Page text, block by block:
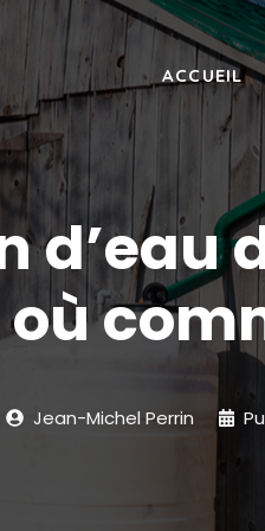
ACCUEIL
d’eau
où
Jean-Michel Perrin